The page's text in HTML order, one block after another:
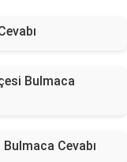
Bulmaca
Cevabı